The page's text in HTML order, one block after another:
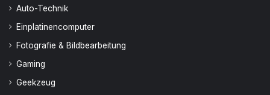
Auto-Technik
Einplatinencomputer
Fotografie & Bildbearbeitung
Gaming
Geekzeug